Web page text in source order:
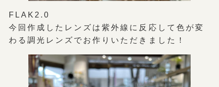
FLAK2.0
今回作成したレンズは紫外線に反応して色が変
わる調光レンズでお作りいただきました！